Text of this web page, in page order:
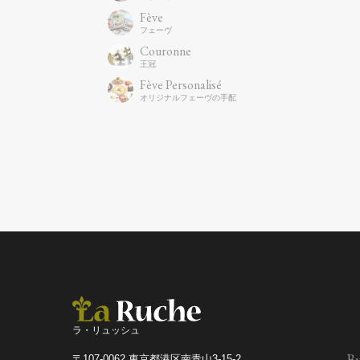
Couronne
Fève
Fève Personalisé
ラ・リュッシュ